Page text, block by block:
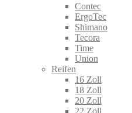
Contec
ErgoTec
Shimano
Tecora
Time
Union
Reifen
16 Zoll
18 Zoll
20 Zoll